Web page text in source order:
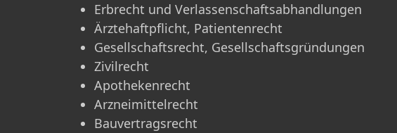
Erbrecht und Verlassenschaftsabhandlungen
Ärztehaftpflicht, Patientenrecht
Gesellschaftsrecht, Gesellschaftsgründungen
Zivilrecht
Apothekenrecht
Arzneimittelrecht
Bauvertragsrecht